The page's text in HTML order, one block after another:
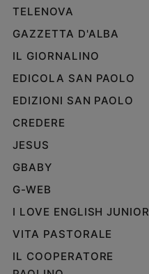
TELENOVA
GAZZETTA D'ALBA
IL GIORNALINO
EDICOLA SAN PAOLO
EDIZIONI SAN PAOLO
CREDERE
JESUS
GBABY
G-WEB
I LOVE ENGLISH JUNIOR
VITA PASTORALE
IL COOPERATORE